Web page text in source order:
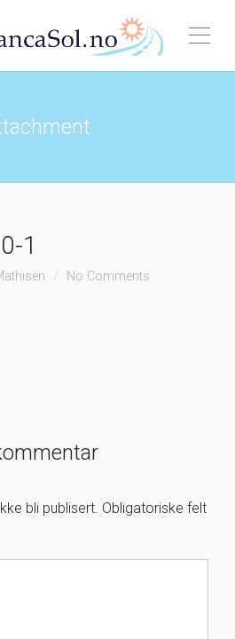
1
No Comments
bli publisert. Obligatoriske felt